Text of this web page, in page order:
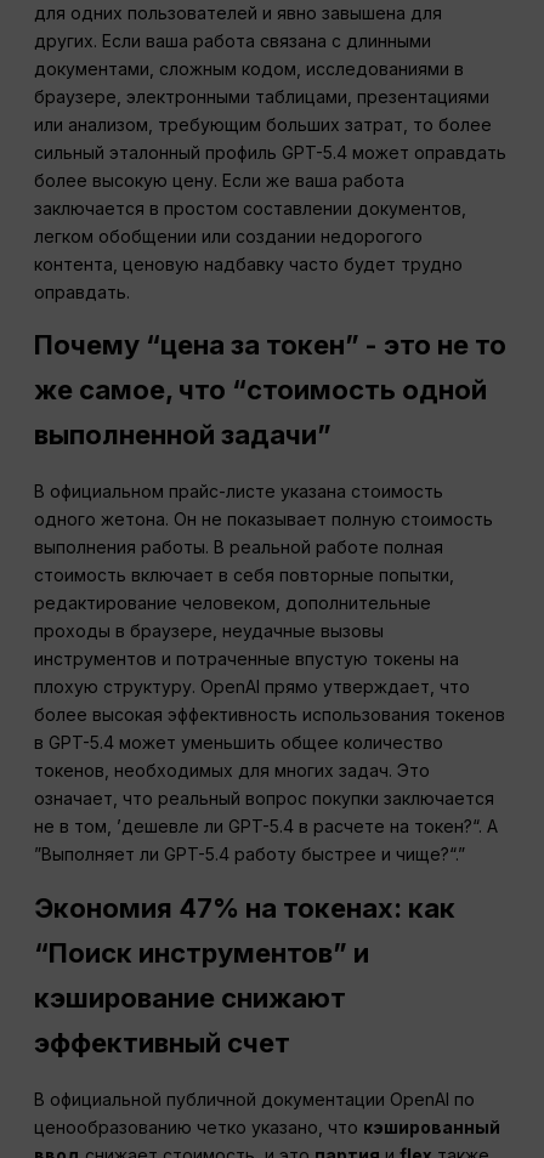
для одних пользователей и явно завышена для
других. Если ваша работа связана с длинными
документами, сложным кодом, исследованиями в
браузере, электронными таблицами, презентациями
или анализом, требующим больших затрат, то более
сильный эталонный профиль GPT-5.4 может оправдать
более высокую цену. Если же ваша работа
заключается в простом составлении документов,
легком обобщении или создании недорогого
контента, ценовую надбавку часто будет трудно
оправдать.
Почему “цена за токен” - это не то
же самое, что “стоимость одной
выполненной задачи”
В официальном прайс-листе указана стоимость
одного жетона. Он не показывает полную стоимость
выполнения работы. В реальной работе полная
стоимость включает в себя повторные попытки,
редактирование человеком, дополнительные
проходы в браузере, неудачные вызовы
инструментов и потраченные впустую токены на
плохую структуру. OpenAI прямо утверждает, что
более высокая эффективность использования токенов
в GPT-5.4 может уменьшить общее количество
токенов, необходимых для многих задач. Это
означает, что реальный вопрос покупки заключается
не в том, ’дешевле ли GPT-5.4 в расчете на токен?“. А
”Выполняет ли GPT-5.4 работу быстрее и чище?“.”
Экономия 47% на токенах: как
“Поиск инструментов” и
кэширование снижают
эффективный счет
В официальной публичной документации OpenAI по
ценообразованию четко указано, что кэшированный